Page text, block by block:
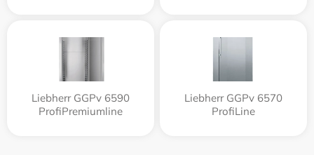
Liebherr GGPv 6590
ProfiPremiumline
Liebherr GGPv 6570
ProfiLine